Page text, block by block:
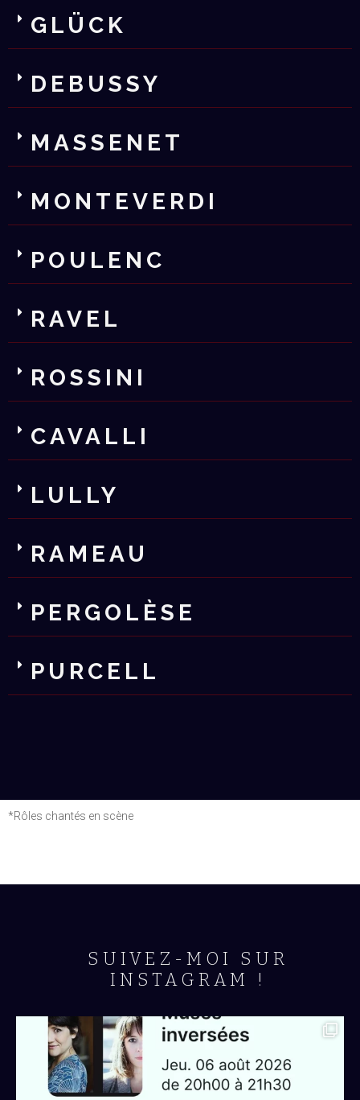
GLÜCK
DEBUSSY
MASSENET
MONTEVERDI
POULENC
RAVEL
ROSSINI
CAVALLI
LULLY
RAMEAU
PERGOLÈSE
PURCELL
*Rôles chantés en scène
SUIVEZ-MOI SUR
INSTAGRAM !